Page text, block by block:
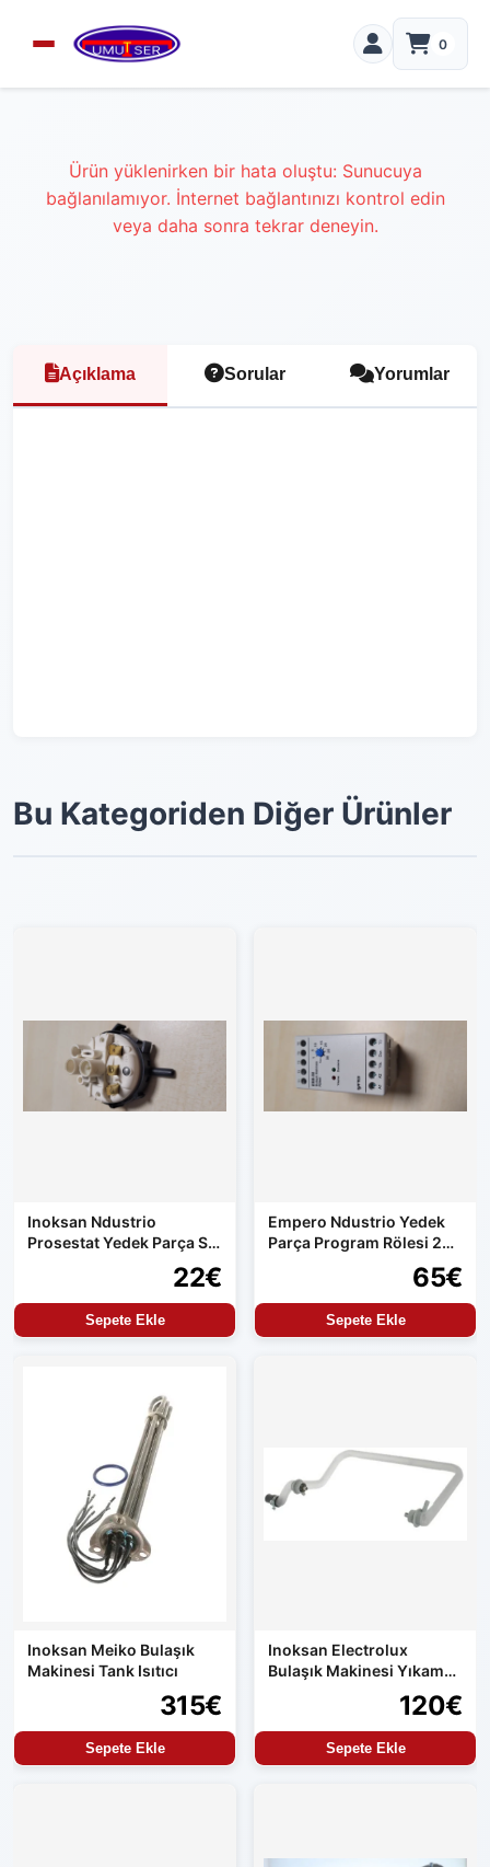
0
Ürün yüklenirken bir hata oluştu: Sunucuya
bağlanılamıyor. İnternet bağlantınızı kontrol edin
veya daha sonra tekrar deneyin.
Açıklama Sorular Yorumlar
Bu Kategoriden Diğer Ürünler
Inoksan Ndustrio
Prosestat Yedek Parça Su
22€
Sepete Ekle
Empero Ndustrio Yedek
Parça Program Rölesi 220
65€
Sepete Ekle
Inoksan Meiko Bulaşık
Makinesi Tank Isıtıcı
315€
Sepete Ekle
Inoksan Electrolux
Bulaşık Makinesi Yıkama
Hortumu Orijinal Yedek
120€
Sepete Ekle